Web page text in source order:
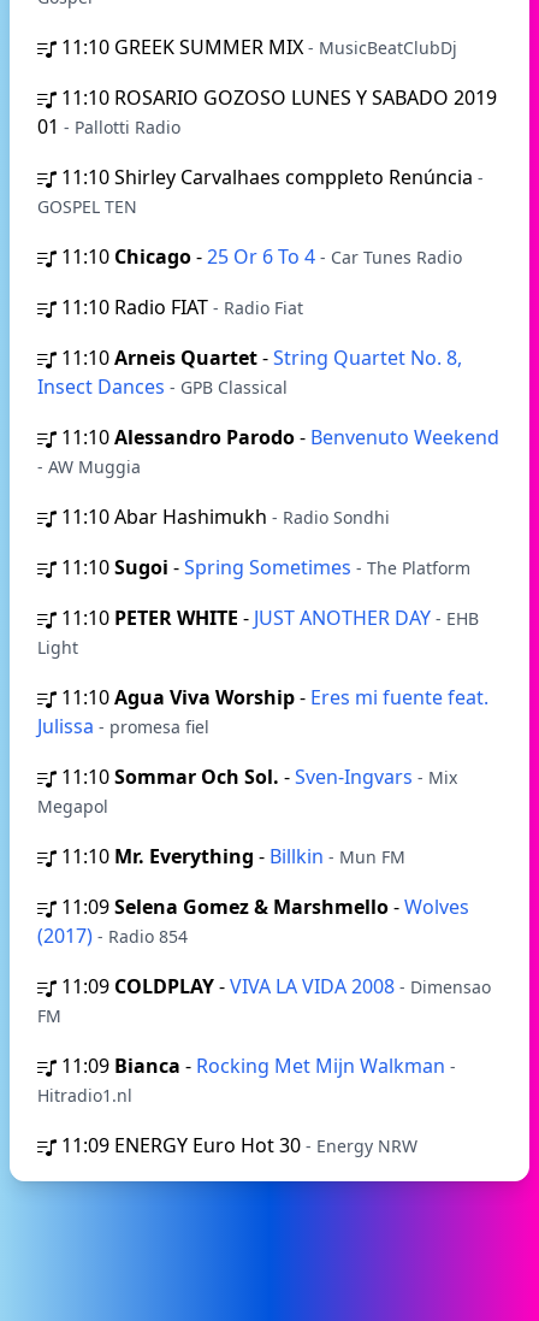
11:10 GREEK SUMMER MIX - MusicBeatClubDj
11:10 ROSARIO GOZOSO LUNES Y SABADO 2019
01 - Pallotti Radio
11:10Shirley Carvalhaes comppleto Renúncia -
GOSPEL TEN
11:10 Chicago-25 Or 6 To 4 - Car Tunes Radio
11:10 Radio FIAT - Radio Fiat
11:10Arneis Quartet-String Quartet No. 8,
Insect Dances - GPB Classical
11:10Alessandro Parodo- Benvenuto Weekend
- AW Muggia
11:10Abar Hashimukh - Radio Sondhi
11:10Sugoi -Spring Sometimes - The Platform
11:10 PETER WHITE - JUST ANOTHER DAY - EHB
Light
11:10Agua Viva Worship- Eres mi fuente feat.
Julissa - promesa fiel
11:10Sommar Och Sol. -Sven-Ingvars - Mix
Megapol
11:10 Mr. Everything - Billkin - Mun FM
11:09Selena Gomez & Marshmello-Wolves
(2017) - Radio 854
11:09 COLDPLAY-VIVA LA VIDA 2008 - Dimensao
FM
11:09 Bianca - Rocking Met Mijn Walkman -
Hitradio1.nl
11:09 ENERGY Euro Hot 30 - Energy NRW